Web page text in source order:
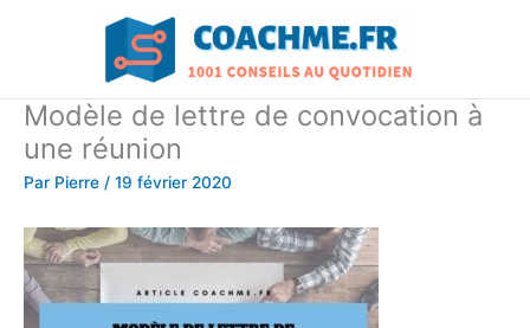
Modèle de lettre de convocation à
une réunion
Par Pierre / 19 février 2020